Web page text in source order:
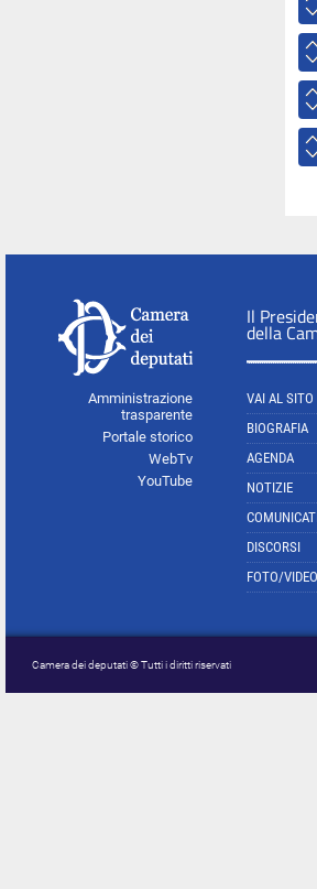
Amministrazione
trasparente
Portale storico
WebTv
YouTube
Il
della
VAI AL SITO
BIOGRAFIA
AGENDA
NOTIZIE
DISCORSI
FOTO/VIDEO
Camera dei deputati © Tutti i diritti riservati